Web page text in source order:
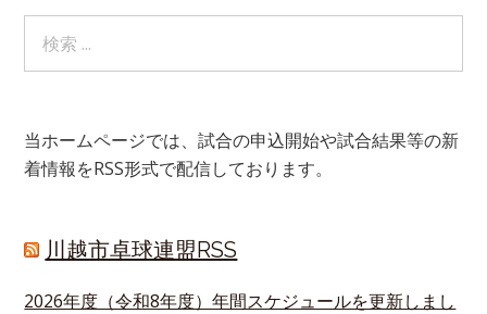
当ホームページでは、試合の申込開始や試合結果等の新
着情報をRSS形式で配信しております。
川越市卓球連盟RSS
2026年度（令和8年度）年間スケジュールを更新しまし